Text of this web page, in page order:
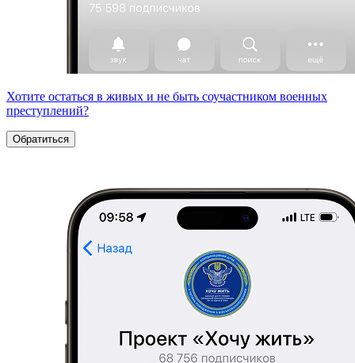
Хотите остаться в живых и не быть соучастником военных
преступлений?
Обратиться